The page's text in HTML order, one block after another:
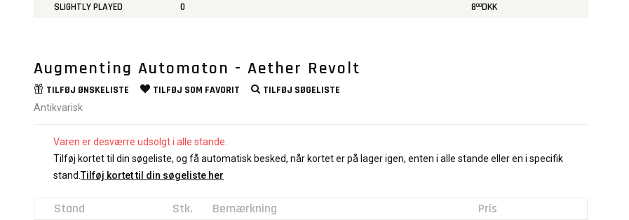
SLIGHTLY PLAYED 0 800DKK
Augmenting Automaton - Aether Revolt
TILFØJ ØNSKELISTE TILFØJ SOM FAVORIT TILFØJ SØGELISTE
Antikvarisk
Varen er desværre udsolgt i alle stande.
Tilføj kortet til din søgeliste, og få automatisk besked, når kortet er på lager igen, enten i alle stande eller en i specifik
stand.Tilføj kortet til din søgeliste her
Stand Stk. Bemærkning Pris